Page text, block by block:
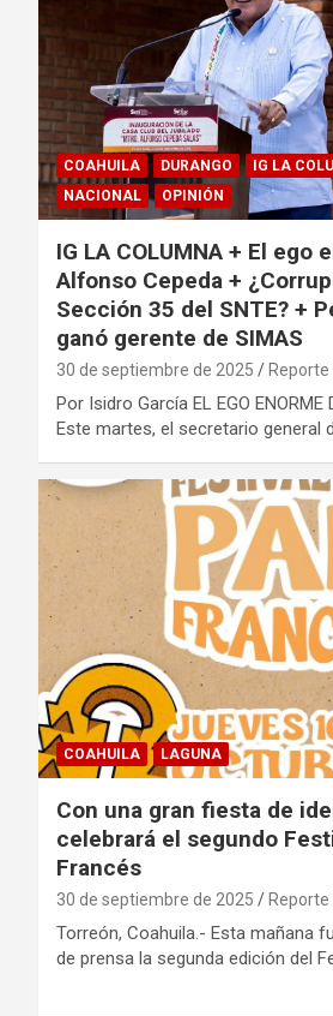
COAHUILA DURANGO IG LA
NACIONAL
OPINIÓN
IG LA COLUMNA + El ego
Alfonso Cepeda +
Sección 35 del SNTE? +
ganó gerente de SIMAS
30 de septiembre de 2025
Por Isidro García EL EGO ENORME
Este martes, el secretario general
COAHUILA LAGUNA
Con una gran fiesta de
celebrará el segundo
Francés
30 de septiembre de 2025 Reporte
Torreón, Coahuila.- Esta mañana
de prensa la segunda edición del